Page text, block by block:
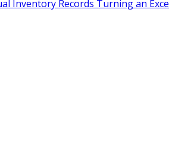
Turning an